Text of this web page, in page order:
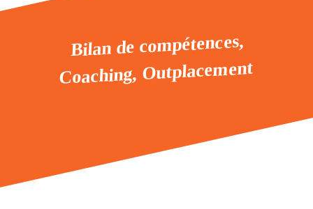
Bilan de compétences,
Coaching, Outplacement